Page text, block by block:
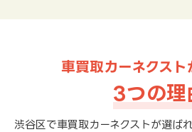
車買取カーネクスト
3つの理
渋谷区で車買取カーネクストが選ば